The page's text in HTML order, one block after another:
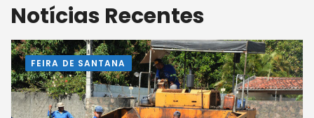
Notícias Recentes
FEIRA DE SANTANA